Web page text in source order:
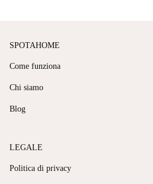
SPOTAHOME
Come funziona
Chi siamo
Blog
LEGALE
Politica di privacy